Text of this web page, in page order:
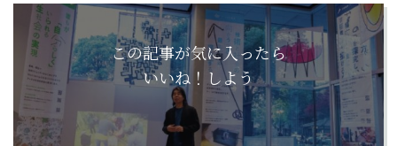
この記事が気に入ったら
いいね！しよう